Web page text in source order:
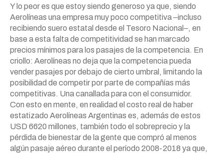
Y lo peor es que estoy siendo generoso ya que, siendo
Aerolíneas una empresa muy poco competitiva ‒incluso
recibiendo suero estatal desde el Tesoro Nacional‒, en
base a esta falta de competitividad se han marcado
precios mínimos para los pasajes de la competencia. En
criollo: Aerolíneas no deja que la competencia pueda
vender pasajes por debajo de cierto umbral, limitando la
posibilidad de competir por parte de compañías más
competitivas. Una canallada para con el consumidor.
Con esto en mente, en realidad el costo real de haber
estatizado Aerolíneas Argentinas es, además de estos
USD 6620 millones, también todo el sobreprecio y la
pérdida de bienestar de la gente que compró al menos
algún pasaje aéreo durante el período 2008-2018 ya que,